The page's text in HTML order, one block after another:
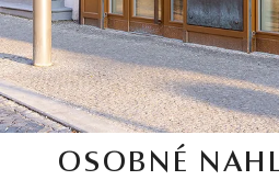
OSOBNÉ